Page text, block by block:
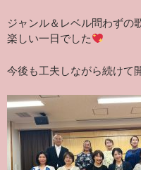
ジャンル＆レベル問わずの
楽しい一日でした
今後も工夫しながら続けて